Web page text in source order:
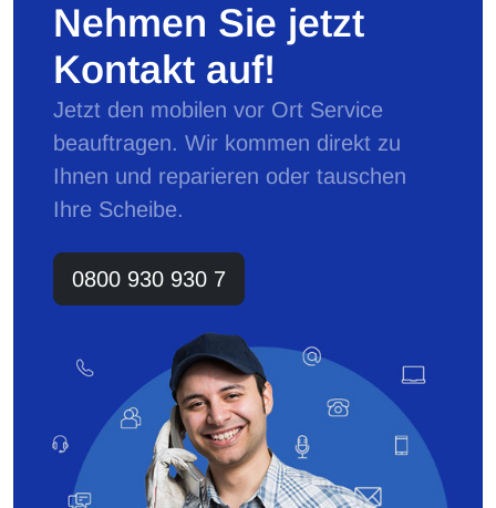
Nehmen Sie jetzt
Kontakt auf!
Jetzt den mobilen vor Ort Service
beauftragen. Wir kommen direkt zu
Ihnen und reparieren oder tauschen
Ihre Scheibe.
0800 930 930 7